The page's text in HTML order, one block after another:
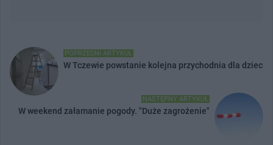
POPRZEDNI ARTYKUŁ
W Tczewie powstanie kolejna przychodnia dla dzieci
NASTĘPNY ARTYKUŁ
W weekend załamanie pogody. "Duże zagrożenie"